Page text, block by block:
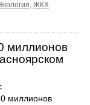
, ЖКХ
миллионов
миллионов